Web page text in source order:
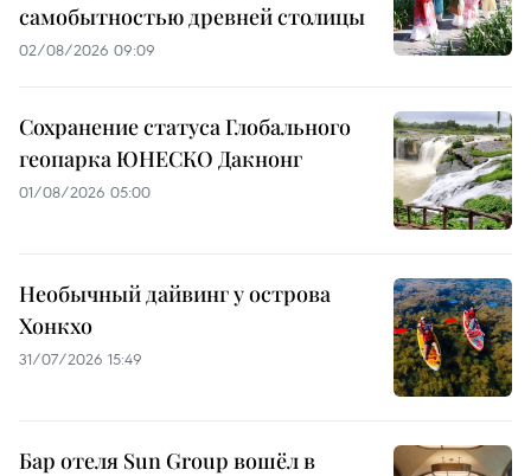
самобытностью древней столицы
02/08/2026 09:09
Сохранение статуса Глобального
геопарка ЮНЕСКО Дакнонг
01/08/2026 05:00
Необычный дайвинг у острова
Хонкхо
31/07/2026 15:49
Бар отеля Sun Group вошёл в